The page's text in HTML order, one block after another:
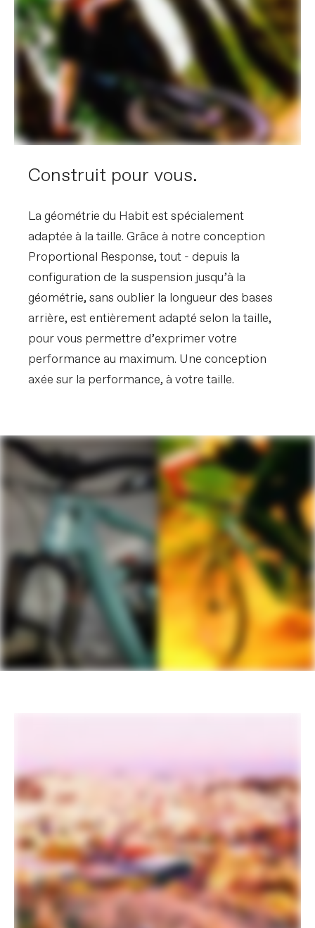
Construit pour vous.
La géométrie du Habit est spécialement
adaptée à la taille. Grâce à notre conception
Proportional Response, tout - depuis la
configuration de la suspension jusqu’à la
géométrie, sans oublier la longueur des bases
arrière, est entièrement adapté selon la taille,
pour vous permettre d’exprimer votre
performance au maximum. Une conception
axée sur la performance, à votre taille.